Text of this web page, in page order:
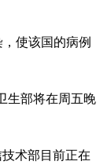
使该国的病例
生部将在周五晚
术部目前正在